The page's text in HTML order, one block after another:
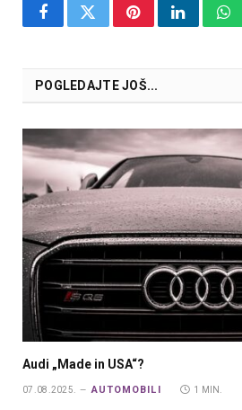
FacebookTwitterPinterestLinkedIn
POGLEDAJTE JOŠ...
Audi „Made in USA“?
07.08.2025. AUTOMOBILI 1 MIN.